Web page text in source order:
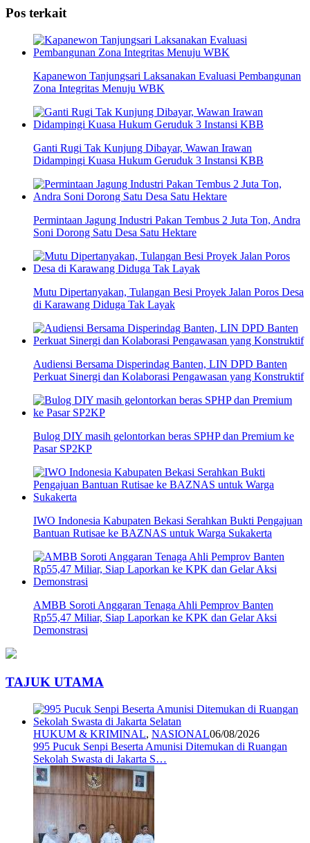
Pos terkait
Kapanewon Tanjungsari Laksanakan Evaluasi Pembangunan
Zona Integritas Menuju WBK
Ganti Rugi Tak Kunjung Dibayar, Wawan Irawan
Didampingi Kuasa Hukum Geruduk 3 Instansi KBB
Permintaan Jagung Industri Pakan Tembus 2 Juta Ton, Andra
Soni Dorong Satu Desa Satu Hektare
Mutu Dipertanyakan, Tulangan Besi Proyek Jalan Poros Desa
di Karawang Diduga Tak Layak
Audiensi Bersama Disperindag Banten, LIN DPD Banten
Perkuat Sinergi dan Kolaborasi Pengawasan yang Konstruktif
Bulog DIY masih gelontorkan beras SPHP dan Premium ke
Pasar SP2KP
IWO Indonesia Kabupaten Bekasi Serahkan Bukti Pengajuan
Bantuan Rutisae ke BAZNAS untuk Warga Sukakerta
AMBB Soroti Anggaran Tenaga Ahli Pemprov Banten
Rp55,47 Miliar, Siap Laporkan ke KPK dan Gelar Aksi
Demonstrasi
TAJUK UTAMA
HUKUM & KRIMINAL, NASIONAL06/08/2026
995 Pucuk Senpi Beserta Amunisi Ditemukan di Ruangan
Sekolah Swasta di Jakarta S…